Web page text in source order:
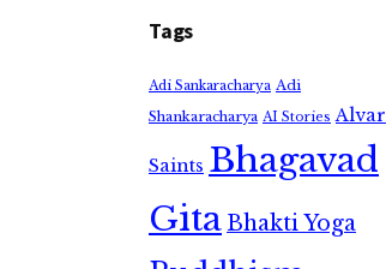
Tags
Adi Sankaracharya Adi
Shankaracharya AI Stories Alvar
Saints Bhagavad
GitaBhakti Yoga